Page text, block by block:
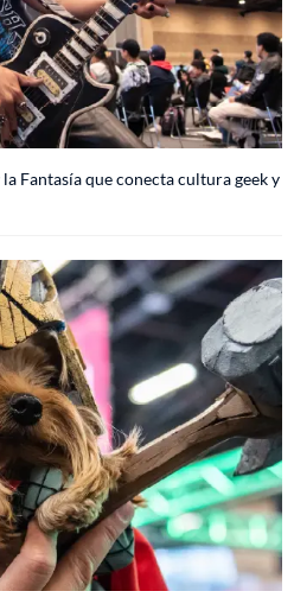
Fantasía que conecta cultura geek y